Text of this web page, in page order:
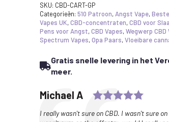
SKU: CBD-CART-GP
Categorieën: 510 Patroon, Angst Vape,
Vapes UK,CBD-concentraten,CBD voor
Pens voor Angst,CBD Vapes,Wegwerp CBD
Spectrum Vapes,Opa Paars,Vloeibare
Gratis snelle levering in het
meer.
Testimonial
Author:
Michael A
Text:
I really wasn't sure on CBD. I wasn't sure